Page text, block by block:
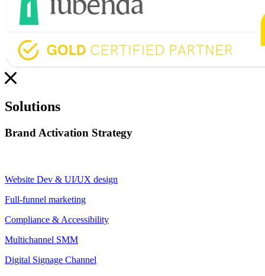
Solutions
Brand Activation Strategy
Website Dev & UI/UX design
Full-funnel marketing
Compliance & Accessibility
Multichannel SMM
Digital Signage Channel